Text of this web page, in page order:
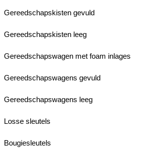
Gereedschapskisten gevuld
Gereedschapskisten leeg
Gereedschapswagen met foam inlages
Gereedschapswagens gevuld
Gereedschapswagens leeg
Losse sleutels
Bougiesleutels